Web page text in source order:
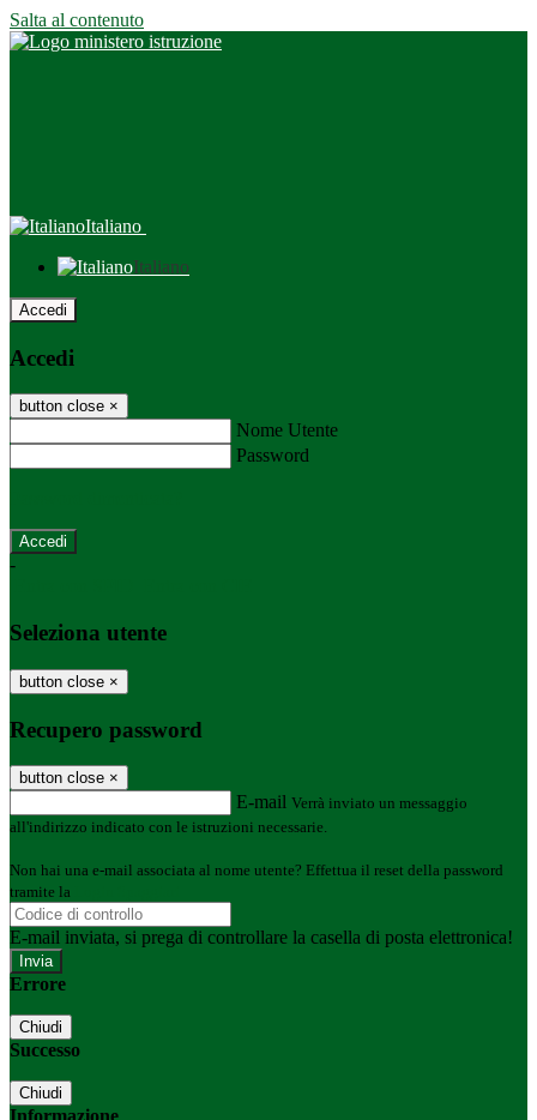
Salta al contenuto
Italiano
Italiano
Accedi
Accedi
button close ×
Nome Utente
Password
-
Seleziona utente
button close ×
Recupero password
button close ×
E-mail Verrà inviato un messaggio
all'indirizzo indicato con le istruzioni necessarie.
Non hai una e-mail associata al nome utente? Effettua il reset della password
tramite la
E-mail inviata, si prega di controllare la casella di posta elettronica!
Errore
Chiudi
Successo
Chiudi